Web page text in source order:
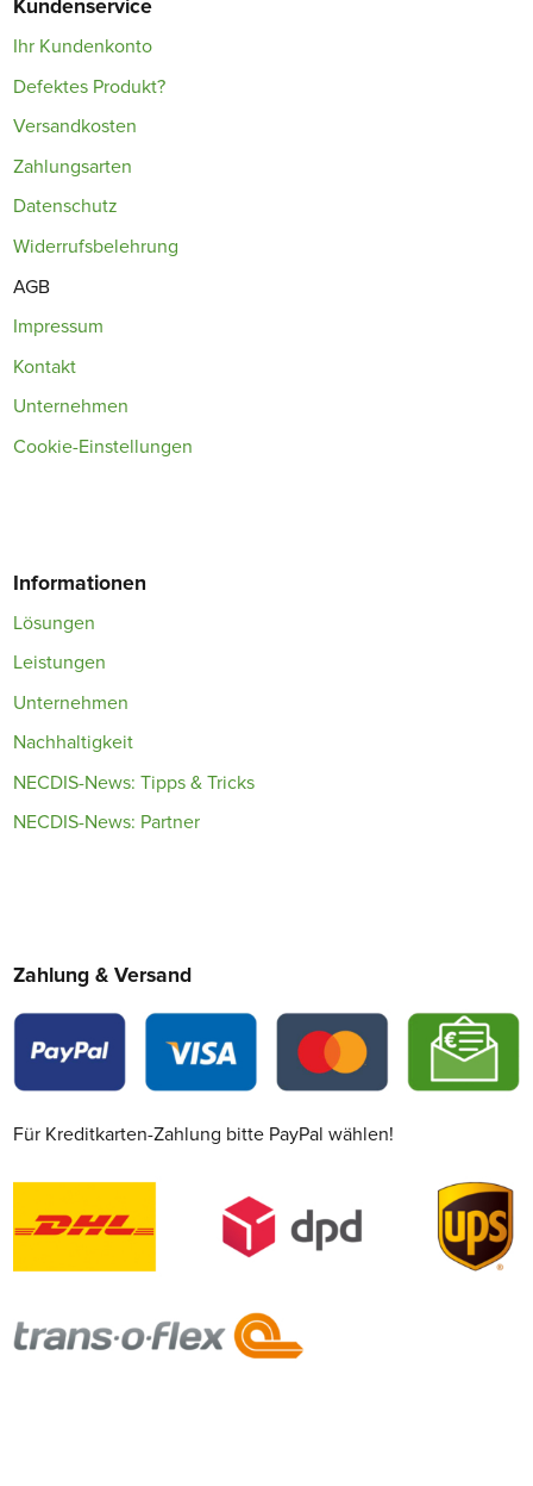
Kundenservice
Ihr Kundenkonto
Defektes Produkt?
Versandkosten
Zahlungsarten
Datenschutz
Widerrufsbelehrung
AGB
Impressum
Kontakt
Unternehmen
Cookie-Einstellungen
Informationen
Lösungen
Leistungen
Unternehmen
Nachhaltigkeit
NECDIS-News: Tipps & Tricks
NECDIS-News: Partner
Zahlung & Versand
Für Kreditkarten-Zahlung bitte PayPal wählen!